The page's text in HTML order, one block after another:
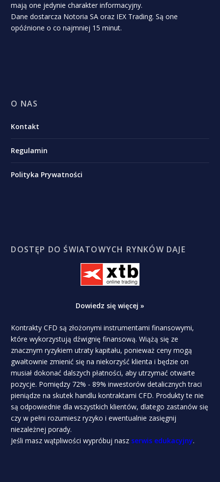
mają one jedynie charakter informacyjny.
Dane dostarcza Notoria SA oraz IEX Trading. Są one
opóźnione o co najmniej 15 minut.
O NAS
Kontakt
Regulamin
Polityka Prywatności
DOSTĘP DO ŚWIATOWYCH RYNKÓW DAJE
Dowiedz się więcej »
Kontrakty CFD są złożonymi instrumentami finansowymi,
które wykorzystują dźwignię finansową. Wiążą się ze
znacznym ryzykiem utraty kapitału, ponieważ ceny mogą
gwałtownie zmienić się na niekorzyść klienta i będzie on
musiał dokonać dalszych płatności, aby utrzymać otwarte
pozycje. Pomiędzy 72% - 89% inwestorów detalicznych traci
pieniądze na skutek handlu kontraktami CFD. Produkty te nie
są odpowiednie dla wszystkich klientów, dlatego zastanów się
czy w pełni rozumiesz ryzyko i ewentualnie zasięgnij
niezależnej porady.
Jeśli masz wątpliwości wypróbuj nasz serwis edukacyjny.